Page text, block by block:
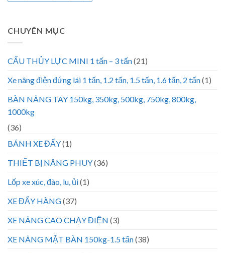
CHUYÊN MỤC
CẨU THỦY LỰC MINI 1 tấn – 3 tấn(21)
Xe nâng điện đứng lái 1 tấn, 1.2 tấn, 1.5 tấn, 1.6 tấn, 2 tấn(1)
BÀN NÂNG TAY 150kg, 350kg, 500kg, 750kg, 800kg,
1000kg
(36)
BÁNH XE ĐẨY(1)
THIẾT BỊ NÂNG PHUY(36)
Lốp xe xúc, đào, lu, ủi(1)
XE ĐẨY HÀNG(37)
XE NÂNG CAO CHẠY ĐIỆN (3)
XE NÂNG MẶT BÀN 150kg-1.5 tấn(38)